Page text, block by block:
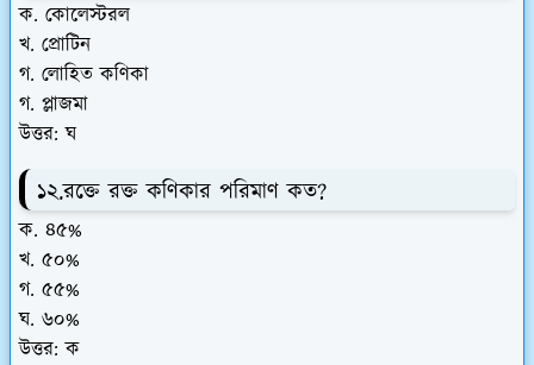
ক. কোলেস্টরল
খ. প্রোটিন
গ. লোহিত কণিকা
গ. প্লাজমা
উত্তর: ঘ
১২.রক্তে রক্ত কণিকার পরিমাণ কত?
ক. ৪৫%
খ. ৫০%
গ. ৫৫%
ঘ. ৬০%
উত্তর: ক